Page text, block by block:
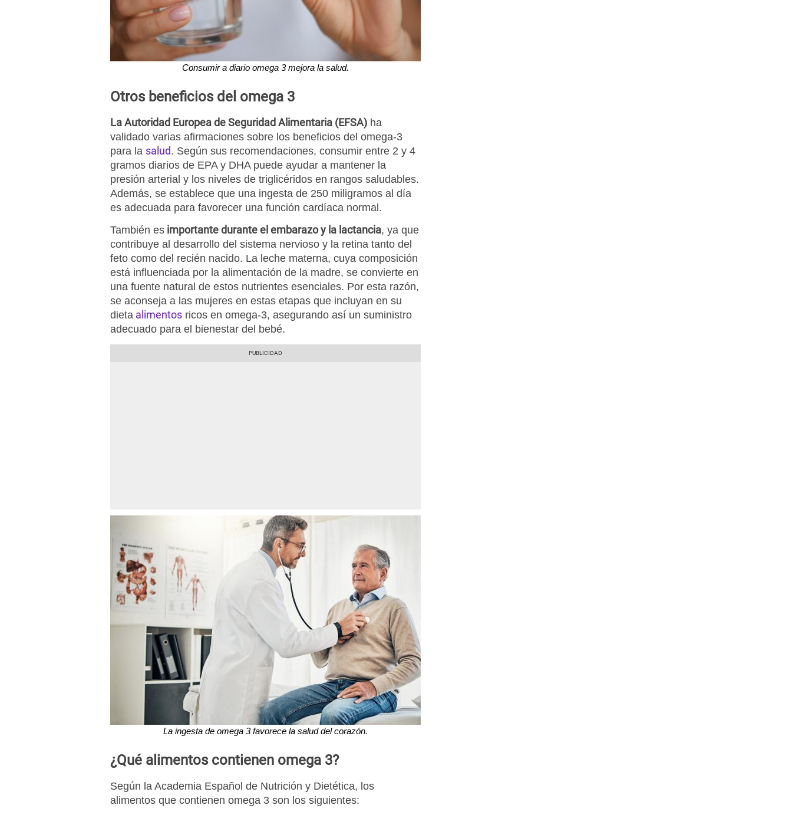
Consumir a diario omega 3 mejora la salud.
Otros beneficios del omega 3
La Autoridad Europea de Seguridad Alimentaria (EFSA) ha
validado varias afirmaciones sobre los beneficios del omega-3
para la salud. Según sus recomendaciones, consumir entre 2 y 4
gramos diarios de EPA y DHA puede ayudar a mantener la
presión arterial y los niveles de triglicéridos en rangos saludables.
Además, se establece que una ingesta de 250 miligramos al día
es adecuada para favorecer una función cardíaca normal.
También es importante durante el embarazo y la lactancia, ya que
contribuye al desarrollo del sistema nervioso y la retina tanto del
feto como del recién nacido. La leche materna, cuya composición
está influenciada por la alimentación de la madre, se convierte en
una fuente natural de estos nutrientes esenciales. Por esta razón,
se aconseja a las mujeres en estas etapas que incluyan en su
dieta alimentos ricos en omega-3, asegurando así un suministro
adecuado para el bienestar del bebé.
La ingesta de omega 3 favorece la salud del corazón.
¿Qué alimentos contienen omega 3?
Según la Academia Español de Nutrición y Dietética, los
alimentos que contienen omega 3 son los siguientes: